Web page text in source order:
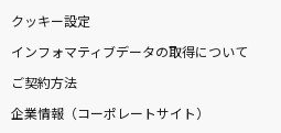
クッキー設定
インフォマティブデータの取得について
ご契約方法
企業情報（コーポレートサイト）